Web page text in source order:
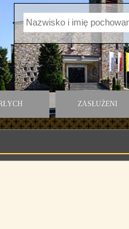
ZASŁUŻENI